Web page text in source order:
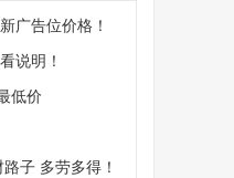
广告位价格！
说明！
低价
子 多劳多得！